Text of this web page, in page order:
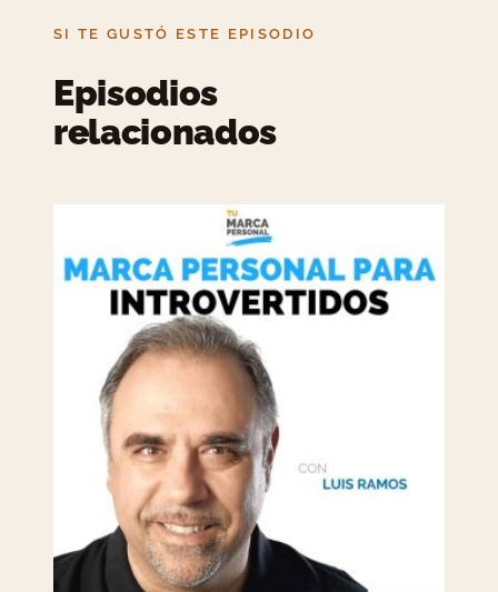
SI TE GUSTÓ ESTE EPISODIO
Episodios
relacionados